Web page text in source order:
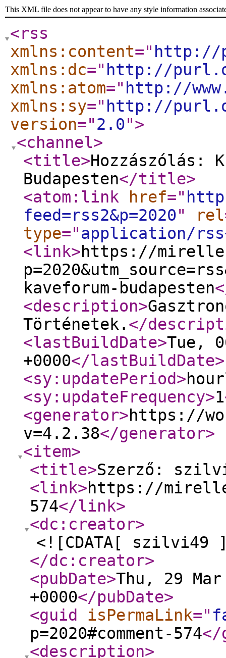
This XML file does not appear to have any style information
<rss
xmlns:content=" http://
xmlns:dc=" http://
xmlns:atom=" http://
xmlns:sy=" http://
version="2.0">
<channel>
<title>Hozzászólás:
Budapesten</title>
<atom:link
href="
feed=rss2&p=2020" rel
type="application/
<link>https://
kaveforum-budapesten
<description>
Történetek. </
<lastBuildDate>Tue,
+0000</lastBuildDate>
<sy:updatePeriod>
<sy:updateFrequency>1
<generator>https://
v=4.2.38</generator>
<item>
<title>Szerző:
<link>https://
574</link>
<dc:creator>
<![CDATA[ szilvi49
</dc:creator>
<pubDate>Thu, 29
+0000</pubDate>
<guid
isPermaLink="
p=2020#comment-574</
<description>